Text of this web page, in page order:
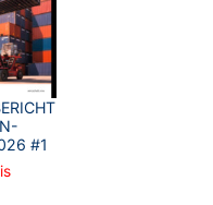
#1